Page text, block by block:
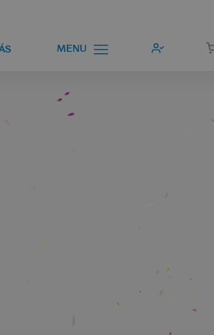
MENU